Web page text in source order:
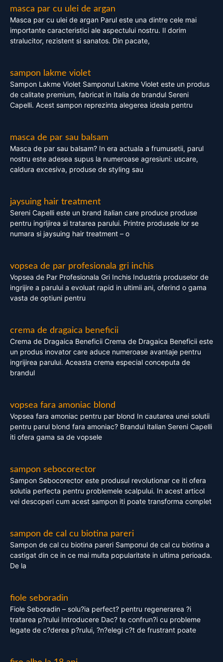
masca par cu ulei de argan
Masca par cu ulei de argan Parul este una dintre cele mai
importante caracteristici ale aspectului nostru. Il dorim
stralucitor, rezistent si sanatos. Din pacate,
sampon lakme violet
Sampon Lakme Violet Samponul Lakme Violet este un produs
de calitate premium, fabricat in Italia de brandul Sereni
Capelli. Acest sampon reprezinta alegerea ideala pentru
masca de par sau balsam
Masca de par sau balsam? In era actuala a frumusetii, parul
nostru este adesea supus la numeroase agresiuni: uscare,
caldura excesiva, produse de styling sau
jaysuing hair treatment
Sereni Capelli este un brand italian care produce produse
pentru ingrijirea si tratarea parului. Printre produsele lor se
numara si jaysuing hair treatment – o
vopsea de par profesionala gri inchis
Vopsea de Par Profesionala Gri Inchis Industria produselor de
ingrijire a parului a evoluat rapid in ultimii ani, oferind o gama
vasta de optiuni pentru
crema de dragaica beneficii
Crema de Dragaica Beneficii Crema de Dragaica Beneficii este
un produs inovator care aduce numeroase avantaje pentru
ingrijirea parului. Aceasta crema especial conceputa de
brandul
vopsea fara amoniac blond
Vopsea fara amoniac pentru par blond In cautarea unei solutii
pentru parul blond fara amoniac? Brandul italian Sereni Capelli
iti ofera gama sa de vopsele
sampon sebocorector
Sampon Sebocorector este produsul revolutionar ce iti ofera
solutia perfecta pentru problemele scalpului. In acest articol
vei descoperi cum acest sampon iti poate transforma complet
sampon de cal cu biotina pareri
Sampon de cal cu biotina pareri Samponul de cal cu biotina a
castigat din ce in ce mai multa popularitate in ultima perioada.
De la
fiole seboradin
Fiole Seboradin – solu?ia perfect? pentru regenerarea ?i
tratarea p?rului Introducere Dac? te confrun?i cu probleme
legate de c?derea p?rului, ?n?elegi c?t de frustrant poate